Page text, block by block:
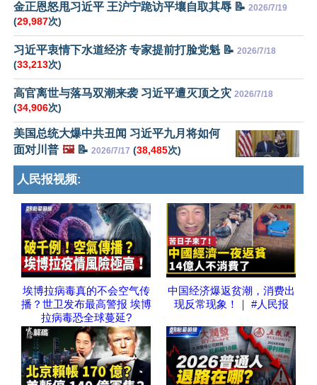
金正恩怒甩习近平 王沪宁跪访平壤自取其辱 📝 2026/7/19
(29,987次)
习近平衷情下水道经济 专家提前打脸党魁 📝 2026/7/18
(33,213次)
高官离世与落马双潮来袭 习近平遭灭顶之灾 2026/7/18
(34,906次)
美国总统大爆中共丑闻 习近平九月将如何
面对川普 🖼️📝 2026/7/17 (38,485次)
人民报视频:
埃博拉病毒真的不会空气传
播？世卫发布最高警报 埃博
拉病毒恐全球蔓延?
中国经济爆返贫潮，消费出
现反常现象！｜ #人民报